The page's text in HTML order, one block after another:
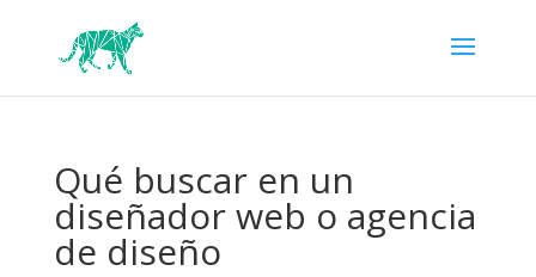
Qué buscar en un
diseñador web o agencia
de diseño